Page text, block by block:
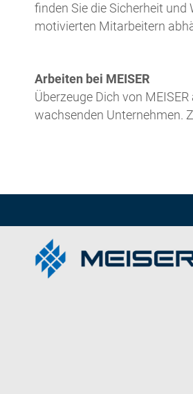
finden Sie die Sicherheit und
motivierten Mitarbeitern
Arbeiten bei MEISER
Überzeuge Dich von
wachsenden Unternehmen.